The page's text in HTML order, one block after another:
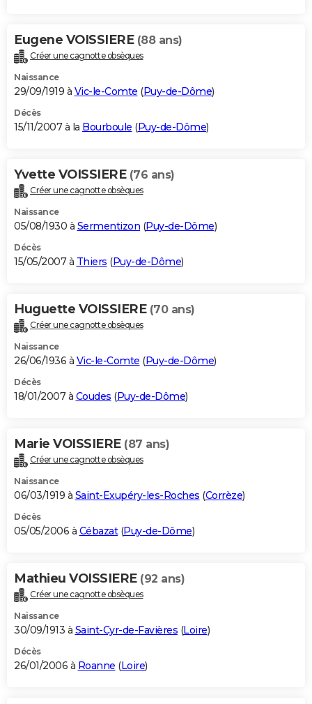
Eugene VOISSIERE (88 ans)
Créer une cagnotte obsèques
Naissance
29/09/1919 à Vic-le-Comte (Puy-de-Dôme)
Décès
15/11/2007 à la Bourboule (Puy-de-Dôme)
Yvette VOISSIERE (76 ans)
Créer une cagnotte obsèques
Naissance
05/08/1930 à Sermentizon (Puy-de-Dôme)
Décès
15/05/2007 à Thiers (Puy-de-Dôme)
Huguette VOISSIERE (70 ans)
Créer une cagnotte obsèques
Naissance
26/06/1936 à Vic-le-Comte (Puy-de-Dôme)
Décès
18/01/2007 à Coudes (Puy-de-Dôme)
Marie VOISSIERE (87 ans)
Créer une cagnotte obsèques
Naissance
06/03/1919 à Saint-Exupéry-les-Roches (Corrèze)
Décès
05/05/2006 à Cébazat(Puy-de-Dôme)
Mathieu VOISSIERE (92 ans)
Créer une cagnotte obsèques
Naissance
30/09/1913 à Saint-Cyr-de-Favières (Loire)
Décès
26/01/2006 à Roanne (Loire)